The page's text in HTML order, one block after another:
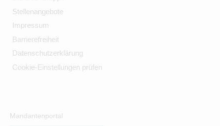
Stellenangebote
Impressum
Barrierefreiheit
Datenschutzerklärung
Cookie-Einstellungen prüfen
Mandantenportal